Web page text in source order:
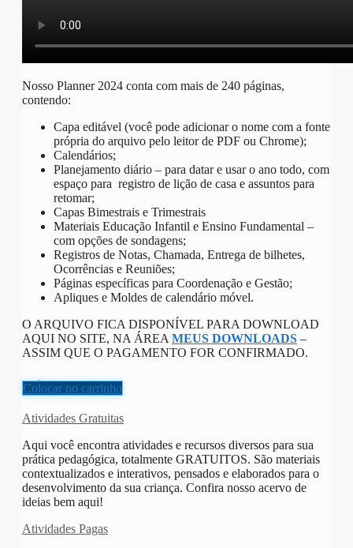
Nosso Planner 2024 conta com mais de 240 páginas,
contendo:
Capa editável (você pode adicionar o nome com a fonte
própria do arquivo pelo leitor de PDF ou Chrome);
Calendários;
Planejamento diário – para datar e usar o ano todo, com
espaço para registro de lição de casa e assuntos para
retomar;
Capas Bimestrais e Trimestrais
Materiais Educação Infantil e Ensino Fundamental –
com opções de sondagens;
Registros de Notas, Chamada, Entrega de bilhetes,
Ocorrências e Reuniões;
Páginas específicas para Coordenação e Gestão;
Apliques e Moldes de calendário móvel.
O ARQUIVO FICA DISPONÍVEL PARA DOWNLOAD
AQUI NO SITE, NA ÁREAMEUS DOWNLOADS –
ASSIM QUE O PAGAMENTO FOR CONFIRMADO.
R$20,00
Colocar no carrinho
Atividades Gratuitas
Aqui você encontra atividades e recursos diversos para sua
prática pedagógica, totalmente GRATUITOS. São materiais
contextualizados e interativos, pensados e elaborados para o
desenvolvimento da sua criança. Confira nosso acervo de
ideias bem aqui!
Atividades Pagas